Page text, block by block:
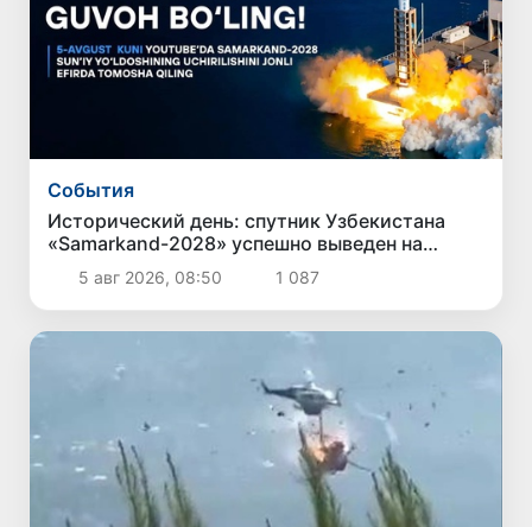
Cобытия
Исторический день: спутник Узбекистана
«Samarkand-2028» успешно выведен на
орбиту5 авг 2026, 08:50 1 087